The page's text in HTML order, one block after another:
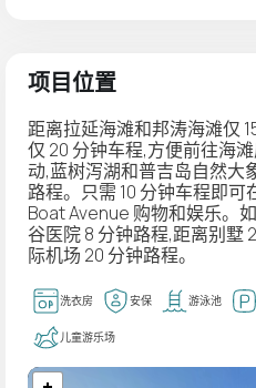
项目位置
距离拉延海滩和邦涛海滩仅
仅 20 分钟车程,方便前往海
动,蓝树泻湖和普吉岛自然大
路程。只需 10 分钟车程即可
Boat Avenue 购物和娱乐。
谷医院 8 分钟路程,距离别墅
际机场 20 分钟路程。
洗衣房 安保 游泳池
儿童游乐场